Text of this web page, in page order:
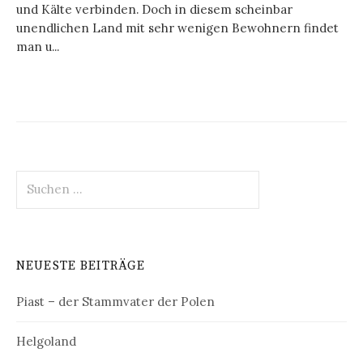
und Kälte verbinden. Doch in diesem scheinbar
unendlichen Land mit sehr wenigen Bewohnern findet
man u...
nach:
NEUESTE BEITRÄGE
Piast – der Stammvater der Polen
Helgoland